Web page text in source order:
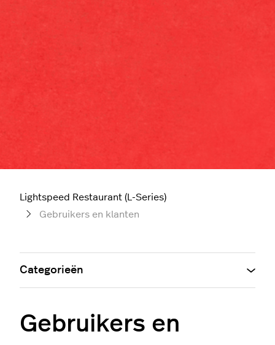
Lightspeed Restaurant (L-Series)
Gebruikers en klanten
Gebruikers en
Categorieën